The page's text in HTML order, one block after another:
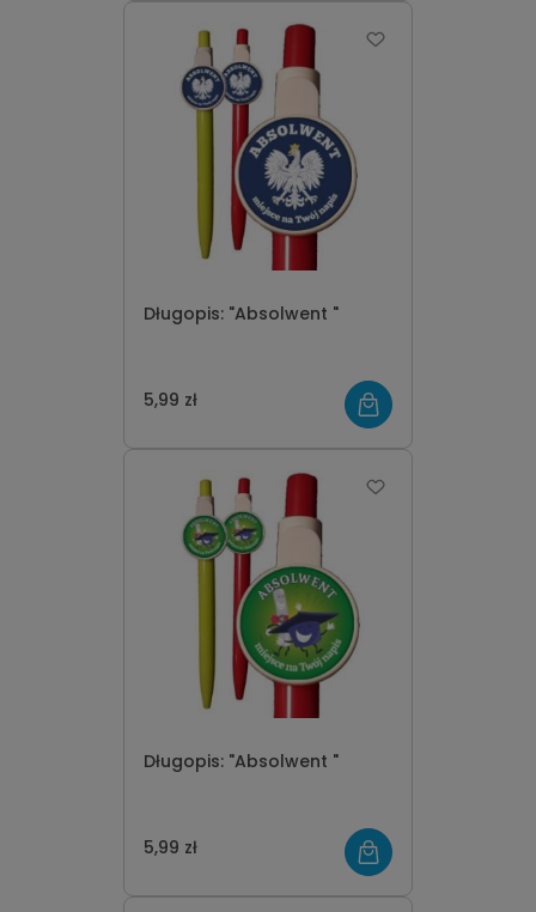
Długopis: "Absolwent "
5,99 zł
Długopis: "Absolwent "
5,99 zł